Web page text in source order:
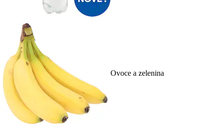
Ovoce a zelenina